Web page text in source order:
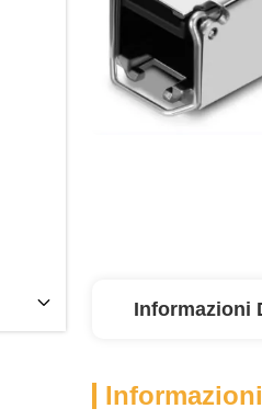
Informazioni